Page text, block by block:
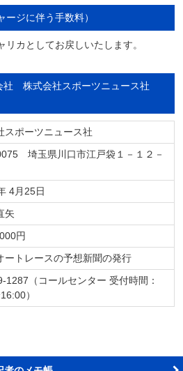
ジに伴う手数料）
カとしてお戻しいたします。
社 株式会社スポーツニュース社
スポーツニュース社
埼玉県川口市江戸袋１－１２－
4月25日
矢
円
ートレースの予想新聞の発行
1287（コールセンター 受付時間：
）